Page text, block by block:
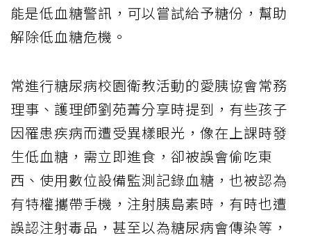
能是低血糖警訊，可以嘗試給予糖份，幫助
解除低血糖危機。
常進行糖尿病校園衛教活動的愛胰協會常務
理事、護理師劉苑菁分享時提到，有些孩子
因罹患疾病而遭受異樣眼光，像在上課時發
生低血糖，需立即進食，卻被誤會偷吃東
西、使用數位設備監測記錄血糖，也被認為
有特權攜帶手機，注射胰島素時，有時也遭
誤認注射毒品，甚至以為糖尿病會傳染等，